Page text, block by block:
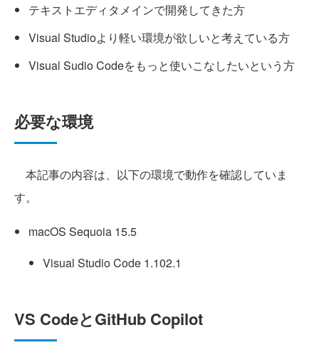
テキストエディタメインで開発してきた方
Visual Studioより軽い環境が欲しいと考えている方
Visual Sudio Codeをもっと使いこなしたいという方
必要な環境
本記事の内容は、以下の環境で動作を確認していま
す。
macOS Sequoia 15.5
Visual Studio Code 1.102.1
VS CodeとGitHub Copilot